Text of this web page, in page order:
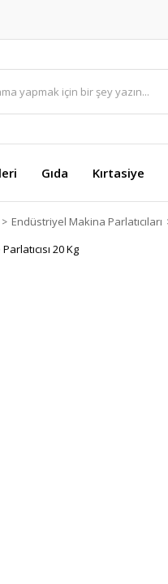
Gıda Kırtasiye
Endüstriyel Makina Parlatıcıları